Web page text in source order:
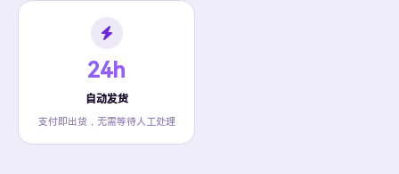
24h
自动发货
支付即出货，无需等待人工处理